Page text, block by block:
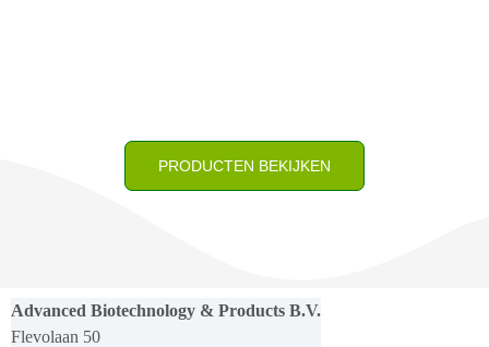
PRODUCTEN BEKIJKEN
Advanced Biotechnology & Products B.V.
Flevolaan 50